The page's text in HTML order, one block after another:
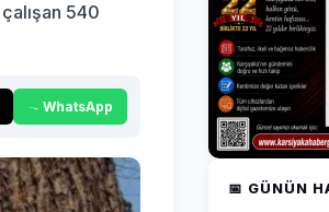
540
WhatsApp
📅 GÜNÜN